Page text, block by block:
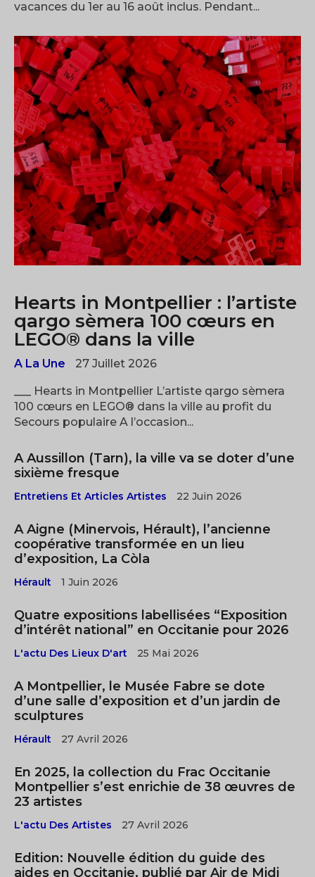
vacances du 1er au 16 août inclus. Pendant...
Hearts in Montpellier : l’artiste
qargo sèmera 100 cœurs en
LEGO® dans la ville
A La Une 27 Juillet 2026
___ Hearts in Montpellier L’artiste qargo sèmera
100 cœurs en LEGO® dans la ville au profit du
Secours populaire A l’occasion...
A Aussillon (Tarn), la ville va se doter d’une
sixième fresque
Entretiens Et Articles Artistes 22 Juin 2026
A Aigne (Minervois, Hérault), l’ancienne
coopérative transformée en un lieu
d’exposition, La Còla
Hérault 1 Juin 2026
Quatre expositions labellisées “Exposition
d’intérêt national” en Occitanie pour 2026
L'actu Des Lieux D'art 25 Mai 2026
A Montpellier, le Musée Fabre se dote
d’une salle d’exposition et d’un jardin de
sculptures
Hérault 27 Avril 2026
En 2025, la collection du Frac Occitanie
Montpellier s’est enrichie de 38 œuvres de
23 artistes
L'actu Des Artistes 27 Avril 2026
Edition: Nouvelle édition du guide des
aides en Occitanie, publié par Air de Midi